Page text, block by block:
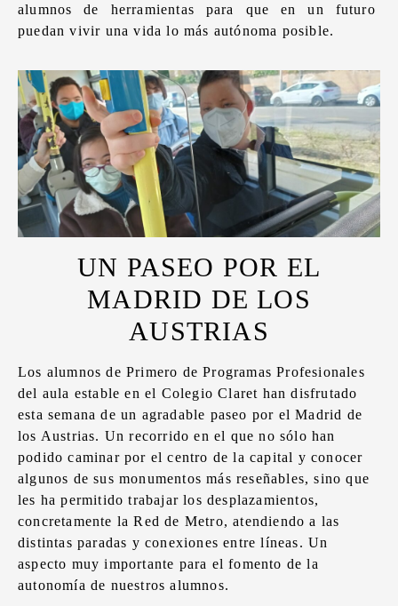
alumnos de herramientas para que en un futuro
puedan vivir una vida lo más autónoma posible.
UN PASEO POR EL
MADRID DE LOS
AUSTRIAS
Los alumnos de Primero de Programas Profesionales
del aula estable en el Colegio Claret han disfrutado
esta semana de un agradable paseo por el Madrid de
los Austrias. Un recorrido en el que no sólo han
podido caminar por el centro de la capital y conocer
algunos de sus monumentos más reseñables, sino que
les ha permitido trabajar los desplazamientos,
concretamente la Red de Metro, atendiendo a las
distintas paradas y conexiones entre líneas. Un
aspecto muy importante para el fomento de la
autonomía de nuestros alumnos.